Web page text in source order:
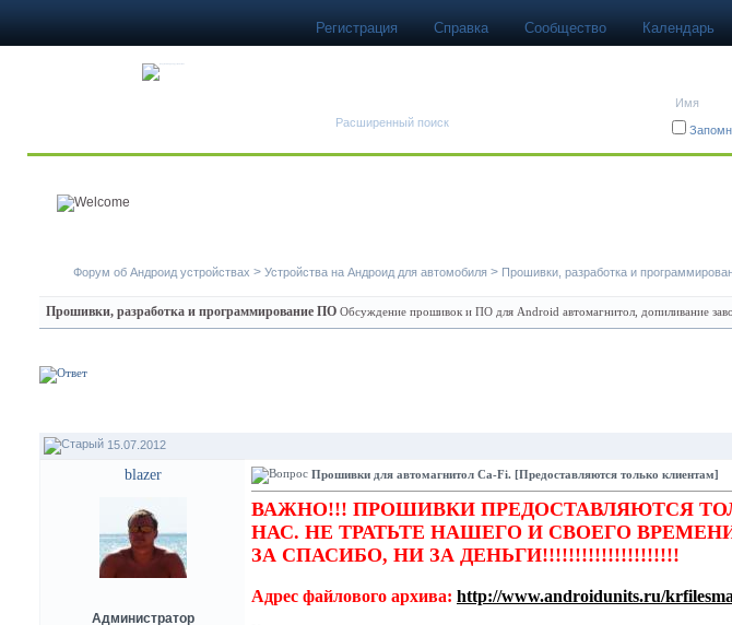
Регистрация Справка Сообщество Календарь
Расширенный поиск
Форум об Андроид устройствах > Устройства на Андроид для автомобиля > Прошивки, разработка и
Прошивки, разработка и программирование ПО Обсуждение прошивок и ПО для Android автомагнитол, допиливание
15.07.2012
blazer
Администратор
Прошивки для автомагнитол Ca-Fi. [Предоставляются только клиентам]
ВАЖНО!!! ПРОШИВКИ ПРЕДОСТАВЛЯЮТСЯ
НАС. НЕ ТРАТЬТЕ НАШЕГО И СВОЕГО
ЗА СПАСИБО, НИ ЗА ДЕНЬГИ!!!!!!!!!!!!!!!!!!!!!
Адрес файлового архива: http://www.androidunits.ru/